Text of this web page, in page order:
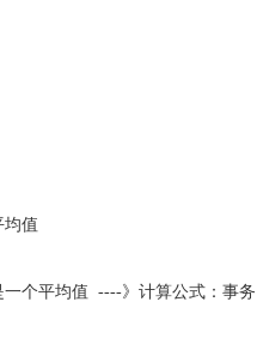
值
个平均值 ----》计算公式：事务